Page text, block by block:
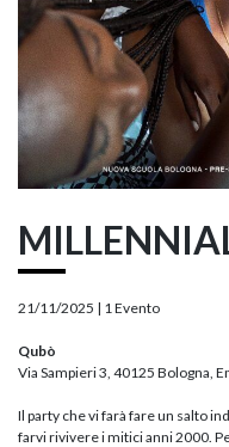
21/11/2025 | 1 Evento
Qubò
Via Sampieri 3, 40125 Bologna,
Il party che vi farà fare un salto
farvi rivivere i mitici anni 2000.